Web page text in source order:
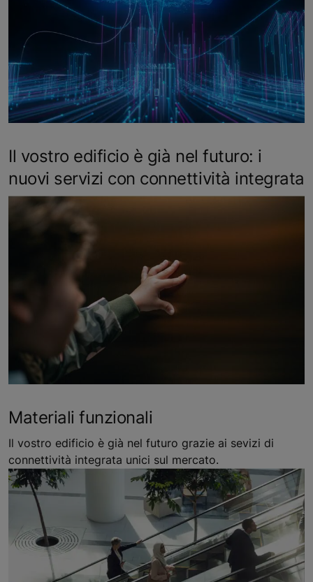
Il vostro edificio è già nel futuro: i
nuovi servizi con connettività integrata
Materiali funzionali
Il vostro edificio è già nel futuro grazie ai sevizi di
connettività integrata unici sul mercato.